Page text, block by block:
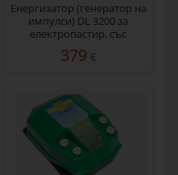
Eнергизатор (генератор на
импулси) DL 3200 за
електропастир, със
соларен панел 30 W
379 €